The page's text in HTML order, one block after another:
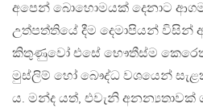
අපෙන් බොහොමයක් දෙනාට
උත්පත්තියේ දීම දෙමාපියන් විසින්
කිතුණුවෝ එසේ භෞතීස්ම
මුස්ලිම් හෝ බෞද්ධ වශයෙන්
ය. මන්ද යත්, එවැනි අනන්‍යතාවක්